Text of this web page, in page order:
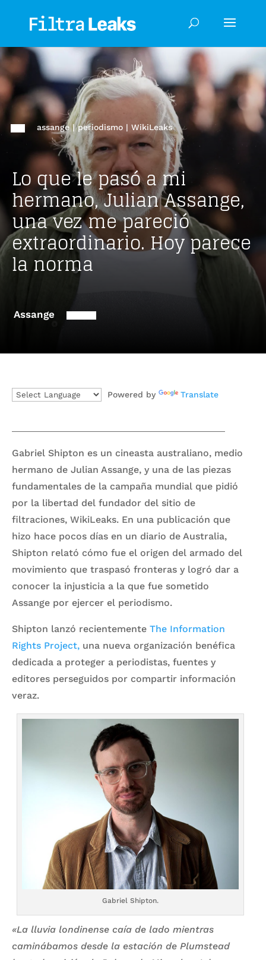
assange|periodismo| WikiLeaks
Lo que le pasó a mi
hermano, Julian Assange,
una vez me pareció
extraordinario. Hoy parece
la norma
Assange
Powered by Translate
Gabriel Shipton es un cineasta australiano, medio
hermano de Julian Assange, y una de las piezas
fundamentales de la campaña mundial que pidió
por la libertad del fundador del sitio de
filtraciones, WikiLeaks. En una publicación que
hizo hace pocos días en un diario de Australia,
Shipton relató cómo fue el origen del armado del
movimiento que traspasó fronteras y logró dar a
conocer la injusticia a la que fue sometido
Assange por ejercer el periodismo.
Shipton lanzó recientemente The Information
Rights Project, una nueva organización benéfica
dedicada a proteger a periodistas, fuentes y
editores perseguidos por compartir información
veraz.
Gabriel Shipton.
«La lluvia londinense caía de lado mientras
caminábamos desde la estación de Plumstead